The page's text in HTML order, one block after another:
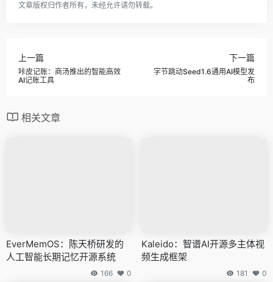
文章版权归作者所有，未经允许请勿转载。
上一篇
咔皮记账：商汤推出的智能高效
AI记账工具
下一篇
字节跳动Seed1.6通用AI模型发
布
相关文章
EverMemOS：陈天桥研发的
人工智能长期记忆开源系统
166 0
Kaleido：智谱AI开源多主体视
频生成框架
181 0